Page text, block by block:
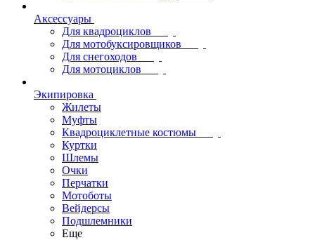
Аксессуары
Для квадроциклов
Для мотобуксировщиков
Для снегоходов
Для мотоциклов
Экипировка
Жилеты
Муфты
Квадроциклетные костюмы
Куртки
Шлемы
Очки
Перчатки
Мотоботы
Вейдерсы
Подшлемники
Еще